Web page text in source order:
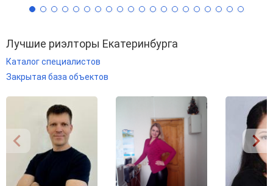
Лучшие риэлторы Екатеринбурга
Каталог специалистов
Закрытая база объектов